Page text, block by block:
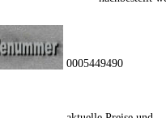
0005449490